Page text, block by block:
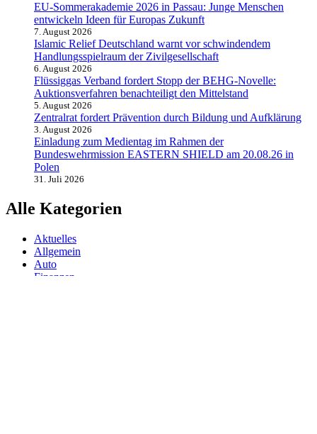
EU-Sommerakademie 2026 in Passau: Junge Menschen
entwickeln Ideen für Europas Zukunft
7. August 2026
Islamic Relief Deutschland warnt vor schwindendem
Handlungsspielraum der Zivilgesellschaft
6. August 2026
Flüssiggas Verband fordert Stopp der BEHG-Novelle:
Auktionsverfahren benachteiligt den Mittelstand
5. August 2026
Zentralrat fordert Prävention durch Bildung und Aufklärung
3. August 2026
Einladung zum Medientag im Rahmen der
Bundeswehrmission EASTERN SHIELD am 20.08.26 in
Polen
31. Juli 2026
Alle Kategorien
Aktuelles
Allgemein
Auto
Finanzen